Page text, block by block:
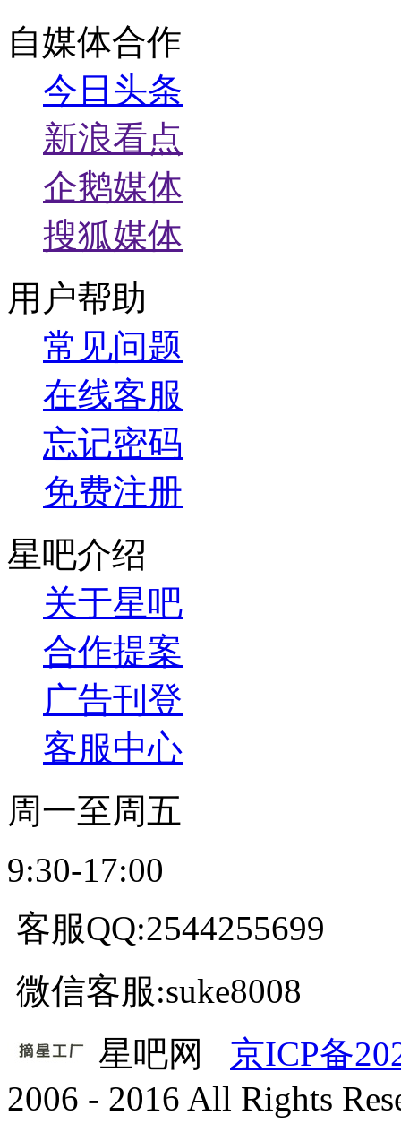
自媒体合作
今日头条
新浪看点
企鹅媒体
搜狐媒体
用户帮助
常见问题
在线客服
忘记密码
免费注册
星吧介绍
关于星吧
合作提案
广告刊登
客服中心
周一至周五
9:30-17:00
客服QQ:2544255699
微信客服:suke8008
星吧网 京ICP备
2006 - 2016 All Rights